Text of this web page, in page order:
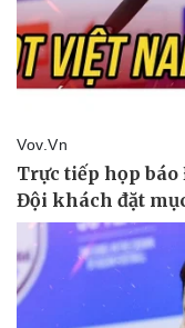
Bóng đá
Lịch thi đấu bóng đá
Thế giới thể thao
Hậu trường